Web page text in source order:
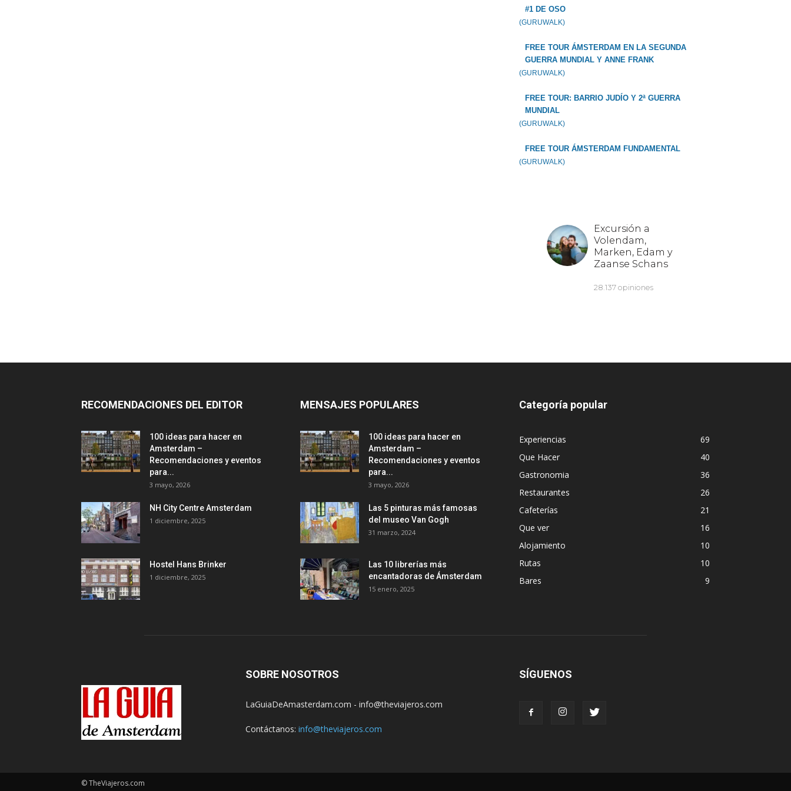
#1 DE OSO
(GURUWALK)
FREE TOUR ÁMSTERDAM EN LA SEGUNDA
GUERRA MUNDIAL Y ANNE FRANK
(GURUWALK)
FREE TOUR: BARRIO JUDÍO Y 2ª GUERRA
MUNDIAL
(GURUWALK)
FREE TOUR ÁMSTERDAM FUNDAMENTAL
(GURUWALK)
RECOMENDACIONES DEL EDITOR
100 ideas para hacer en
Amsterdam –
Recomendaciones y eventos
para...
3 mayo, 2026
NH City Centre Amsterdam
1 diciembre, 2025
Hostel Hans Brinker
1 diciembre, 2025
MENSAJES POPULARES
100 ideas para hacer en
Amsterdam –
Recomendaciones y eventos
para...
3 mayo, 2026
Las 5 pinturas más famosas
del museo Van Gogh
31 marzo, 2024
Las 10 librerías más
encantadoras de Ámsterdam
15 enero, 2025
Categoría popular
Experiencias
69
Que Hacer
40
Gastronomia
36
Restaurantes
26
Cafeterías
21
Que ver
16
Alojamiento
10
Rutas
10
Bares
9
SOBRE NOSOTROS
LaGuiaDeAmasterdam.com - info@theviajeros.com
Contáctanos: info@theviajeros.com
SÍGUENOS
© TheViajeros.com